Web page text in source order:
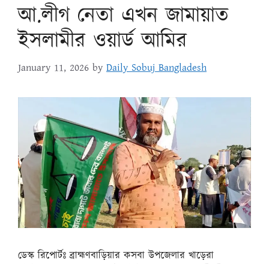
আ.লীগ নেতা এখন জামায়াত
ইসলামীর ওয়ার্ড আমির
January 11, 2026 by Daily Sobuj Bangladesh
ডেস্ক রিপোর্টঃ ব্রাহ্মণবাড়িয়ার কসবা উপজেলার খাড়েরা